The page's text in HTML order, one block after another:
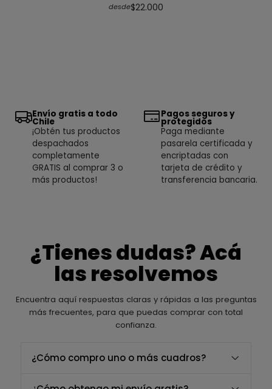
desde$22.000
Envío gratis a todo
Chile
¡Obtén tus productos
despachados
completamente
GRATIS al comprar 3 o
más productos!
Pagos seguros y
protegidos
Paga mediante
pasarela certificada y
encriptadas con
tarjeta de crédito y
transferencia bancaria.
¿Tienes dudas? Acá
las resolvemos
Encuentra aquí respuestas claras y rápidas a las preguntas
más frecuentes, para que puedas comprar con total
confianza.
¿Cómo compro uno o más cuadros?